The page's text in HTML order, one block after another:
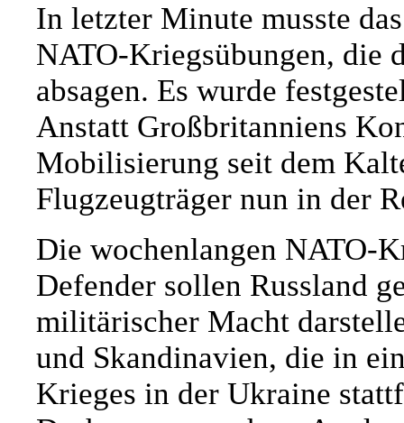
In letzter Minute musste
NATO-Kriegsübungen, die
absagen. Es wurde
Anstatt Großbritanniens
Mobilisierung seit dem
Flugzeugträger nun in der
Die wochenlangen NATO-
Defender sollen Russland
militärischer Macht
und Skandinavien, die in
Krieges in der Ukraine